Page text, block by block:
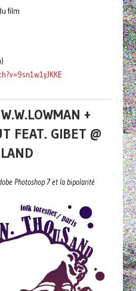
film
+
FEAT. GIBET @
Photoshop 7 et la bipolarité